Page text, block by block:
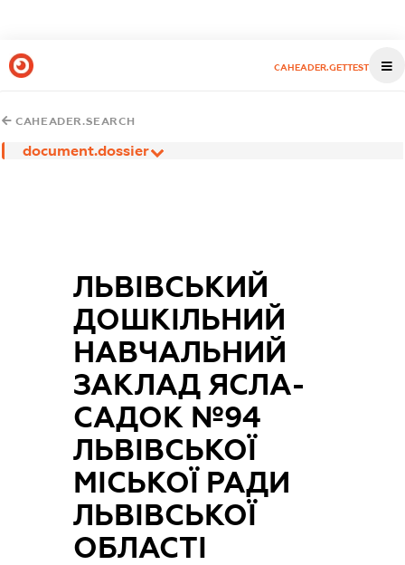
CAHEADER.GETTEST
CAHEADER.SEARCH
document.dossier
ЛЬВІВСЬКИЙ
ДОШКІЛЬНИЙ
НАВЧАЛЬНИЙ
ЗАКЛАД ЯСЛА-
САДОК №94
ЛЬВІВСЬКОЇ
МІСЬКОЇ РАДИ
ЛЬВІВСЬКОЇ
ОБЛАСТІ